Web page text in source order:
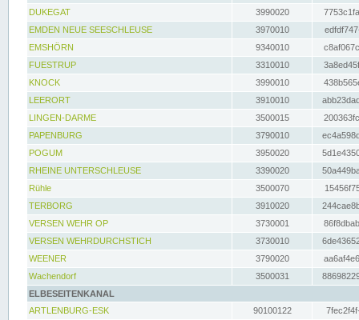
DUKEGAT
3990020
EMDEN NEUE SEESCHLEUSE
3970010
EMSHÖRN
9340010
FUESTRUP
3310010
KNOCK
3990010
LEERORT
3910010
LINGEN-DARME
3500015
PAPENBURG
3790010
POGUM
3950020
RHEINE UNTERSCHLEUSE
3390020
Rühle
3500070
TERBORG
3910020
VERSEN WEHR OP
3730001
VERSEN WEHRDURCHSTICH
3730010
WEENER
3790020
Wachendorf
3500031
ELBESEITENKANAL
ARTLENBURG-ESK
90100122